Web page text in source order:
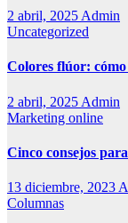
2 abril, 2025 Admin
Uncategorized
Colores flúor:
2 abril, 2025 Admin
Marketing online
Cinco consejos
13 diciembre, 2023
Columnas